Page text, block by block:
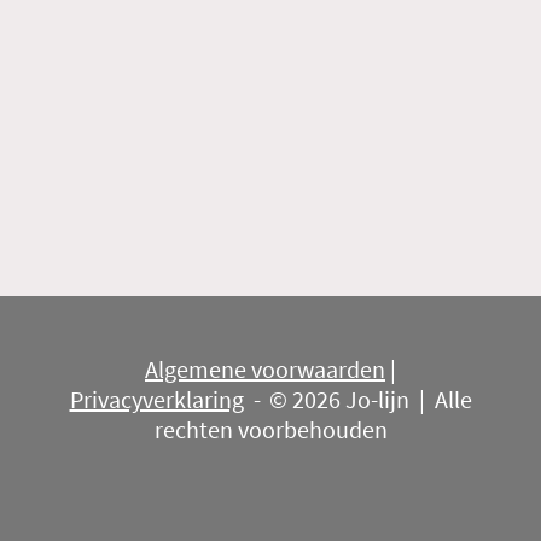
Algemene voorwaarden |
Privacyverklaring- © 2026 Jo-lijn | Alle
rechten voorbehouden